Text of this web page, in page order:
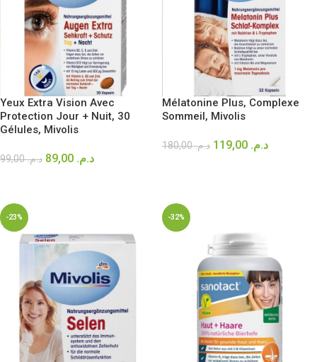
Yeux Extra Vision Avec
Protection Jour + Nuit, 30
Gélules, Mivolis
د.م.99,00 د.م.
Mélatonine Plus, Complexe
Sommeil, Mivolis
د.م.180,00 د.م.
-23% -32%